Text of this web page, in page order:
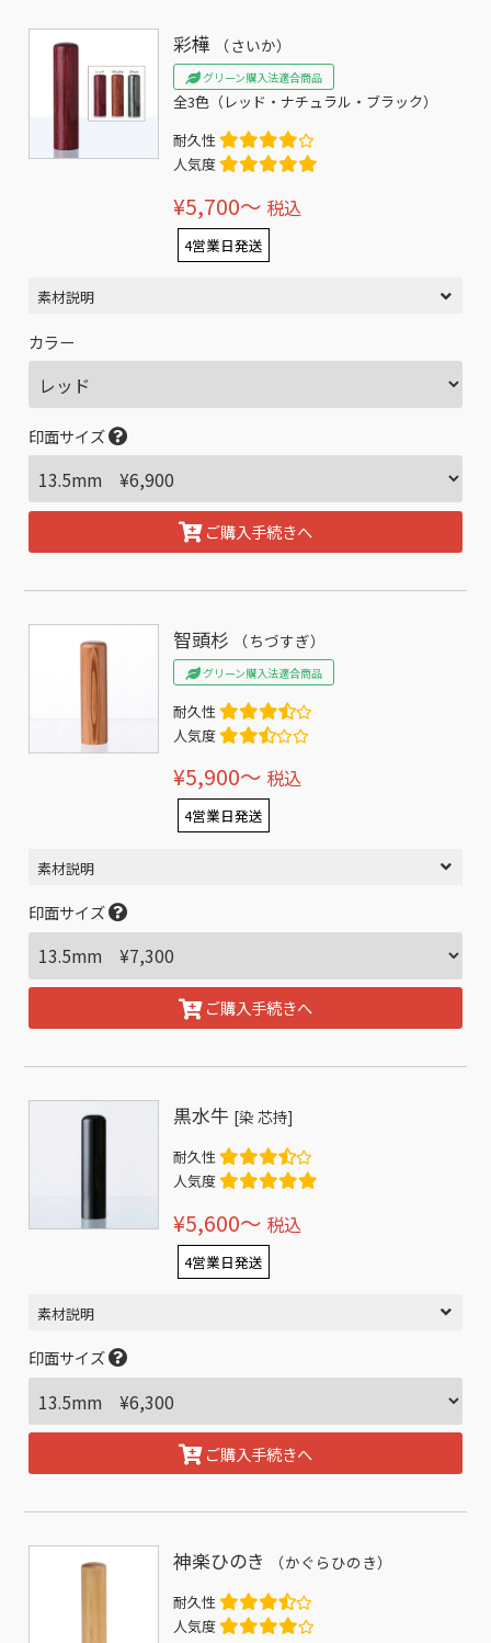
彩樺 （さいか）
グリーン購入法適合商品
全3色（レッド・ナチュラル・ブラック）
耐久性
人気度
¥5,700〜 税込
4営業日発送
素材説明
カラー
印面サイズ
ご購入手続きへ
智頭杉 （ちづすぎ）
グリーン購入法適合商品
耐久性
人気度
¥5,900〜 税込
4営業日発送
素材説明
印面サイズ
ご購入手続きへ
黒水牛 [染 芯持]
耐久性
人気度
¥5,600〜 税込
4営業日発送
素材説明
印面サイズ
ご購入手続きへ
神楽ひのき （かぐらひのき）
耐久性
人気度